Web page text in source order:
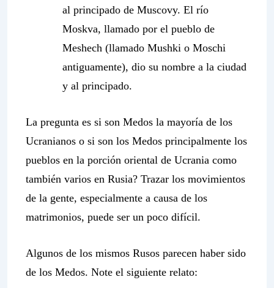
al principado de Muscovy. El río
Moskva, llamado por el pueblo de
Meshech (llamado Mushki o Moschi
antiguamente), dio su nombre a la ciudad
y al principado.
La pregunta es si son Medos la mayoría de los
Ucranianos o si son los Medos principalmente los
pueblos en la porción oriental de Ucrania como
también varios en Rusia? Trazar los movimientos
de la gente, especialmente a causa de los
matrimonios, puede ser un poco difícil.
Algunos de los mismos Rusos parecen haber sido
de los Medos. Note el siguiente relato: